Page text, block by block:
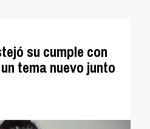
su cumple con
tema nuevo junto